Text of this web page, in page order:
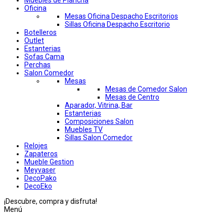
Oficina
Mesas Oficina Despacho Escritorios
Sillas Oficina Despacho Escritorio
Botelleros
Outlet
Estanterias
Sofas Cama
Perchas
Salon Comedor
Mesas
Mesas de Comedor Salon
Mesas de Centro
Aparador, Vitrina, Bar
Estanterias
Composiciones Salon
Muebles TV
Sillas Salon Comedor
Relojes
Zapateros
Mueble Gestion
Meyvaser
DecoPako
DecoEko
¡Descubre, compra y disfruta!
Menú